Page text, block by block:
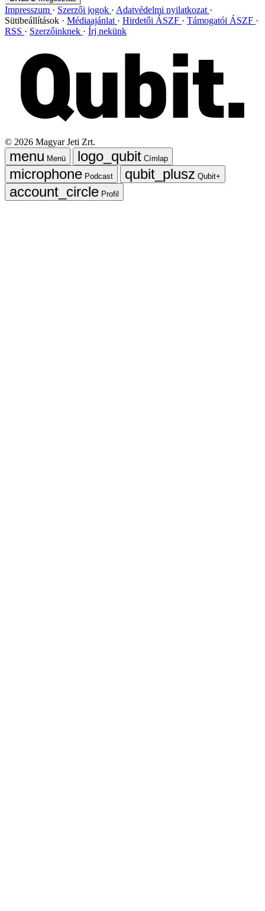
Impresszum Szerzői jogok
Adatvédelmi nyilatkozat
Sütibeállítások
Médiaajánlat Hirdetői ÁSZF
Támogatói ÁSZF
RSS
Szerzőinknek Írj nekünk
© 2026 Magyar Jeti Zrt.
Menü
Címlap
Podcast
Qubit+
Profil